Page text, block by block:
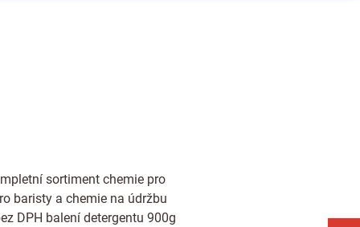
sortiment chemie pro
baristy a chemie na údržbu
DPH balení detergentu 900g